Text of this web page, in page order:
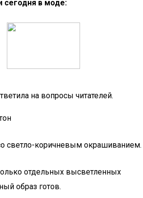
сегодня в моде:
на вопросы читателей.
светло-коричневым окрашиванием.
отдельных высветленных
образ готов.